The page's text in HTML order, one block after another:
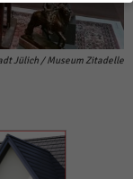
Jülich / Museum Zitadelle
zu freiwilligen
uns helfen, diese
B. für personalisierte
Weitere
Sie in unserer